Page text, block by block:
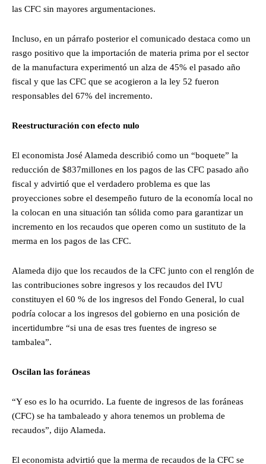
las CFC sin mayores argumentaciones.
Incluso, en un párrafo posterior el comunicado destaca como un
rasgo positivo que la importación de materia prima por el sector
de la manufactura experimentó un alza de 45% el pasado año
fiscal y que las CFC que se acogieron a la ley 52 fueron
responsables del 67% del incremento.
Reestructuración con efecto nulo
El economista José Alameda describió como un “boquete” la
reducción de $837millones en los pagos de las CFC pasado año
fiscal y advirtió que el verdadero problema es que las
proyecciones sobre el desempeño futuro de la economía local no
la colocan en una situación tan sólida como para garantizar un
incremento en los recaudos que operen como un sustituto de la
merma en los pagos de las CFC.
Alameda dijo que los recaudos de la CFC junto con el renglón de
las contribuciones sobre ingresos y los recaudos del IVU
constituyen el 60 % de los ingresos del Fondo General, lo cual
podría colocar a los ingresos del gobierno en una posición de
incertidumbre “si una de esas tres fuentes de ingreso se
tambalea”.
Oscilan las foráneas
“Y eso es lo ha ocurrido. La fuente de ingresos de las foráneas
(CFC) se ha tambaleado y ahora tenemos un problema de
recaudos”, dijo Alameda.
El economista advirtió que la merma de recaudos de la CFC se